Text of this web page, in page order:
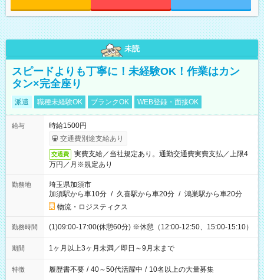
未読
スピードよりも丁寧に！未経験OK！作業はカン
タン×完全座り
派遣 職種未経験OK ブランクOK WEB登録・面接OK
給与
時給1500円
交通費別途支給あり
交通費
実費支給／当社規定あり。通勤交通費実費支払／上限4
万円／月※規定あり
勤務地
埼玉県加須市
加須駅から車10分 / 久喜駅から車20分 / 鴻巣駅から車20分
物流・ロジスティクス
勤務時間 (1)09:00-17:00(休憩60分) ※休憩（12:00-12:50、15:00-15:10）
期間 1ヶ月以上3ヶ月未満／即日～9月末まで
特徴 履歴書不要 / 40～50代活躍中 / 10名以上の大量募集